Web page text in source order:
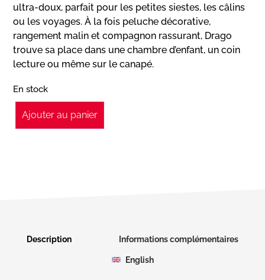
ultra-doux, parfait pour les petites siestes, les câlins
ou les voyages. À la fois peluche décorative,
rangement malin et compagnon rassurant, Drago
trouve sa place dans une chambre d’enfant, un coin
lecture ou même sur le canapé.
En stock
Ajouter au panier
Description Informations complémentaires
English